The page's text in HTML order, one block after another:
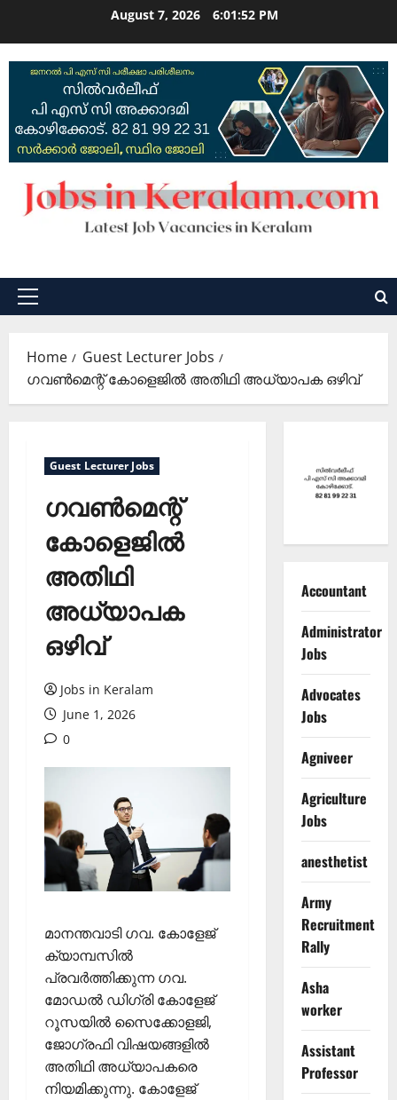
August 7, 2026 6:01:53 PM
Primary
Home
Guest Lecturer Jobs
ഗവണ്‍മെന്റ് കോളെജില്‍ അതിഥി അധ്യാപക ഒഴിവ്
Guest Lecturer Jobs
ഗവണ്‍മെന്റ്
കോളെജില്‍
അതിഥി
അധ്യാപക
ഒഴിവ്
Jobs in Keralam
June 1, 2026
0
മാനന്തവാടി ഗവ. കോളേജ്
ക്യാമ്പസില്‍
പ്രവര്‍ത്തിക്കുന്ന ഗവ.
മോഡല്‍ ഡിഗ്രി കോളേജ്
റൂസയില്‍ സൈക്കോളജി,
ജോഗ്രഫി വിഷയങ്ങളില്‍
അതിഥി അധ്യാപകരെ
നിയമിക്കുന്നു. കോളേജ്
Accountant
Administrator
Jobs
Advocates
Jobs
Agniveer
Agriculture
Jobs
anesthetist
Army
Recruitment
Rally
Asha
worker
Assistant
Professor